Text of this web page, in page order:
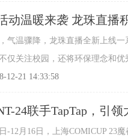
动温暖来袭 龙珠直播
气温骤降，龙珠直播全新上线
仅关注校园，还将环保理念和优
12-21 14:33:58
24联手TapTap，引
-12月16日，上海COMICUP 23